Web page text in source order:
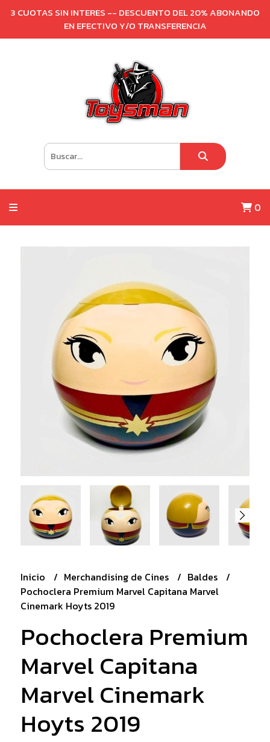
3 CUOTAS SIN INTERES -- DESCUENTO DEL 20% ABONANDO
EN EFECTIVO Y/O TRANSFERENCIA
0
Inicio Merchandising de Cines
Baldes
Pochoclera Premium Marvel Capitana Marvel
Cinemark Hoyts 2019
Pochoclera Premium
Marvel Capitana
Marvel Cinemark
Hoyts 2019